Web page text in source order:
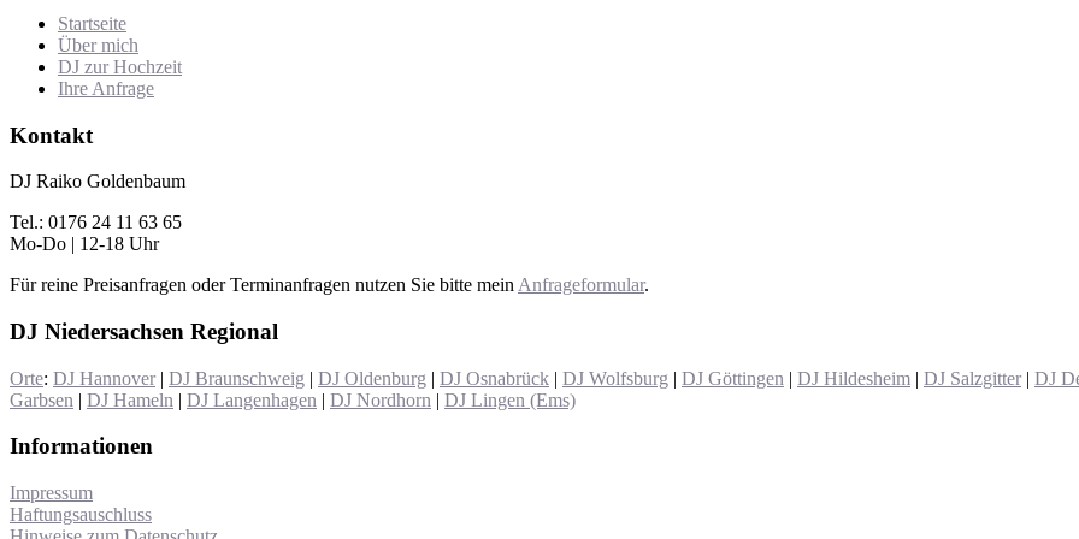
Startseite
Über mich
DJ zur Hochzeit
Ihre Anfrage
Kontakt
DJ Raiko Goldenbaum
Tel.: 0176 24 11 63 65
Mo-Do | 12-18 Uhr
Für reine Preisanfragen oder Terminanfragen nutzen Sie bitte mein Anfrageformular.
DJ Niedersachsen Regional
Orte: DJ Hannover | DJ Braunschweig | DJ Oldenburg | DJ Osnabrück | DJ Wolfsburg | DJ Göttingen | DJ Hildesheim | DJ Salzgitter | DJ
Garbsen | DJ Hameln | DJ Langenhagen | DJ Nordhorn | DJ Lingen (Ems)
Informationen
Impressum
Haftungsauschluss